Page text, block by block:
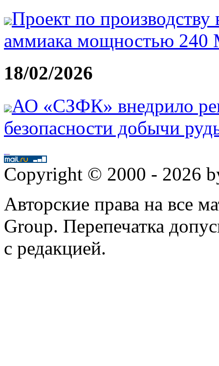
Проект по производству
аммиака мощностью 240
18/02/2026
АО «СЗФК» внедрило
безопасности добычи
Copyright © 2000 - 2026
Авторские права на все
Group. Перепечатка
с редакцией.